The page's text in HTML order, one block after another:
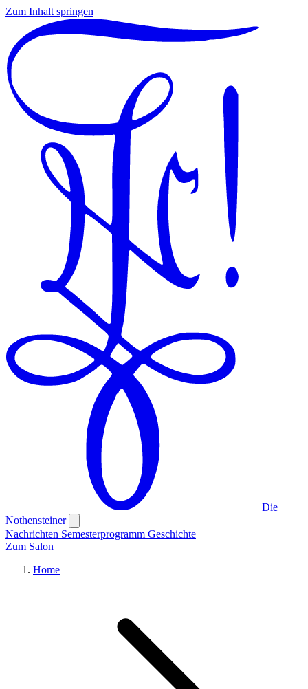
Zum Inhalt springen
Die
Nothensteiner
Nachrichten Semesterprogramm Geschichte
Zum Salon
Home